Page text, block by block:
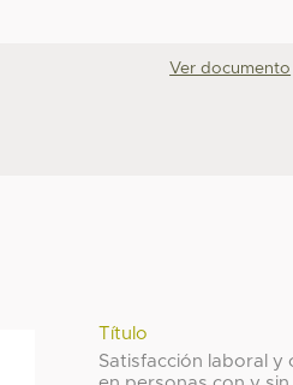
Ver documento
Título
Satisfacción laboral y